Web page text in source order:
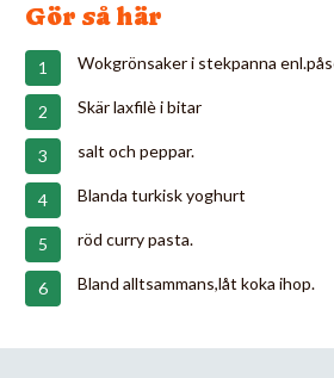
Gör så här
Wokgrönsaker i stekpanna
Skär laxfilè i bitar
salt och peppar.
Blanda turkisk yoghurt
röd curry pasta.
Bland alltsammans,låt koka ihop.